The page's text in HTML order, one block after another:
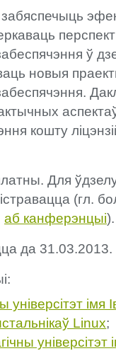
ў
новыя
кошту
Для
(гл.
аб канферэнцыі).
да 31.03.2013.
універсітэт імя
Linux;
універсітэт